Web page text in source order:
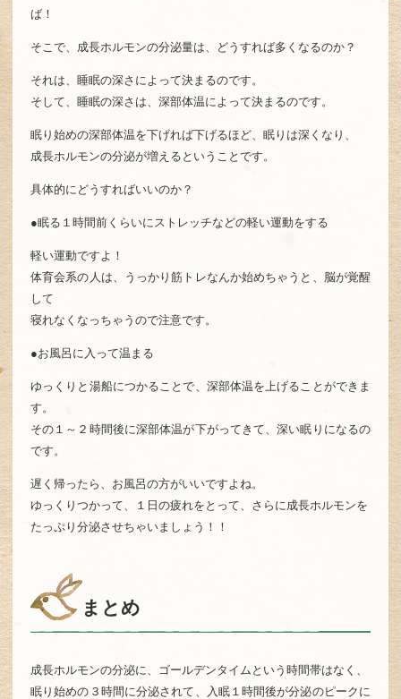
ば！
そこで、成長ホルモンの分泌量は、どうすれば多くなるのか？
それは、睡眠の深さによって決まるのです。
そして、睡眠の深さは、深部体温によって決まるのです。
眠り始めの深部体温を下げれば下げるほど、眠りは深くなり、
成長ホルモンの分泌が増えるということです。
具体的にどうすればいいのか？
●眠る１時間前くらいにストレッチなどの軽い運動をする
軽い運動ですよ！
体育会系の人は、うっかり筋トレなんか始めちゃうと、脳が覚醒
して
寝れなくなっちゃうので注意です。
●お風呂に入って温まる
ゆっくりと湯船につかることで、深部体温を上げることができま
す。
その１～２時間後に深部体温が下がってきて、深い眠りになるの
です。
遅く帰ったら、お風呂の方がいいですよね。
ゆっくりつかって、１日の疲れをとって、さらに成長ホルモンを
たっぷり分泌させちゃいましょう！！
まとめ
成長ホルモンの分泌に、ゴールデンタイムという時間帯はなく、
眠り始めの３時間に分泌されて、入眠１時間後が分泌のピークに